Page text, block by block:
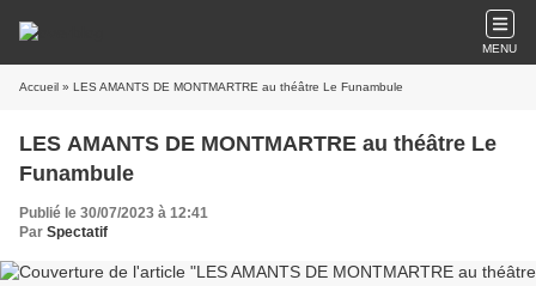
MENU
Accueil » LES AMANTS DE MONTMARTRE au théâtre Le Funambule
LES AMANTS DE MONTMARTRE au théâtre Le
Funambule
Publié le 30/07/2023 à 12:41
Par Spectatif